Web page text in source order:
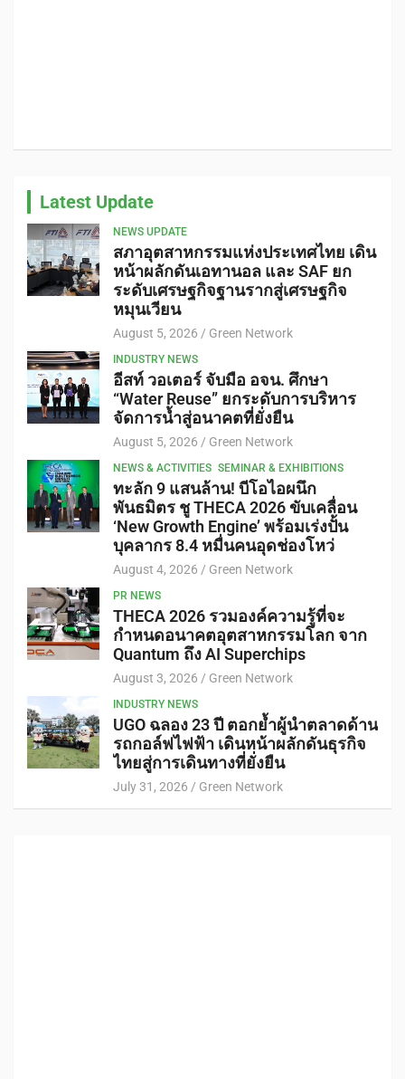
Latest Update
NEWS UPDATE
สภาอุตสาหกรรมแห่งประเทศไทย เดิน
หน้าผลักดันเอทานอล และ SAF ยก
ระดับเศรษฐกิจฐานรากสู่เศรษฐกิจ
หมุนเวียน
August 5, 2026 Green Network
INDUSTRY NEWS
อีสท์ วอเตอร์ จับมือ อจน. ศึกษา
“Water Reuse” ยกระดับการบริหาร
จัดการน้ำสู่อนาคตที่ยั่งยืน
August 5, 2026 Green Network
NEWS & ACTIVITIES SEMINAR & EXHIBITIONS
ทะลัก 9 แสนล้าน! บีโอไอผนึก
พันธมิตร ชู THECA 2026 ขับเคลื่อน
‘New Growth Engine’ พร้อมเร่งปั้น
บุคลากร 8.4 หมื่นคนอุดช่องโหว่
August 4, 2026 Green Network
PR NEWS
THECA 2026 รวมองค์ความรู้ที่จะ
กำหนดอนาคตอุตสาหกรรมโลก จาก
Quantum ถึง AI Superchips
August 3, 2026 Green Network
INDUSTRY NEWS
UGO ฉลอง 23 ปี ตอกย้ำผู้นำตลาดด้าน
รถกอล์ฟไฟฟ้า เดินหน้าผลักดันธุรกิจ
ไทยสู่การเดินทางที่ยั่งยืน
July 31, 2026 Green Network